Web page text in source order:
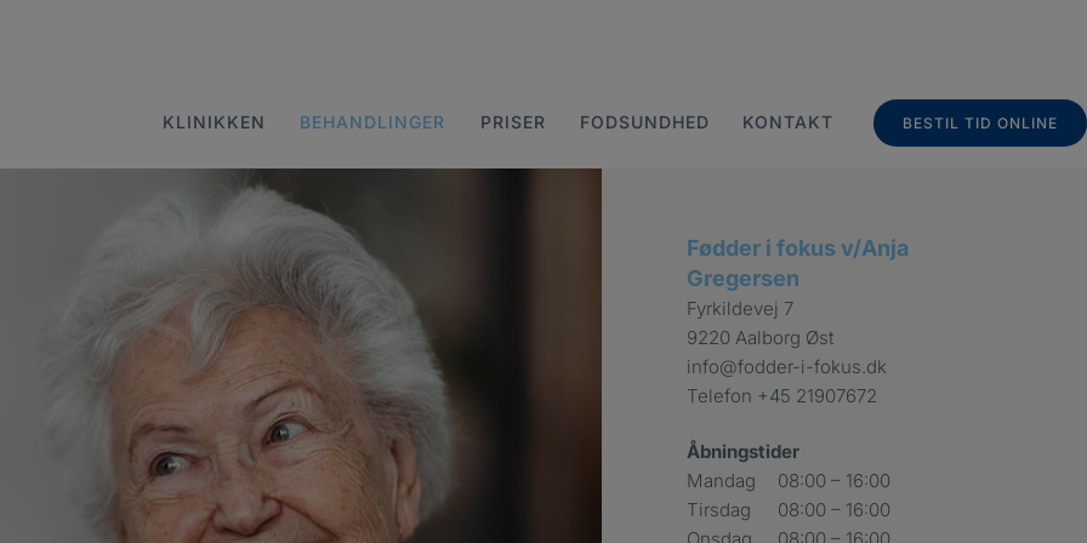
KLINIKKEN BEHANDLINGER PRISER FODSUNDHED KONTAKT BESTIL TID ONLINE
Fødder i fokus v/Anja
Gregersen
Fyrkildevej 7
9220 Aalborg Øst
info@fodder-i-fokus.dk
Telefon +45 21907672
Åbningstider
Mandag
08:00 – 16:00
Tirsdag
08:00 – 16:00